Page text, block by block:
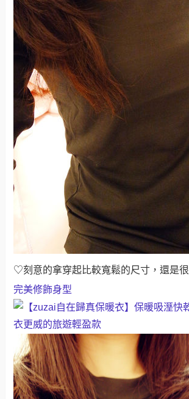
♡刻意的拿穿起比較寬鬆的尺寸，還是很
完美修飾身型